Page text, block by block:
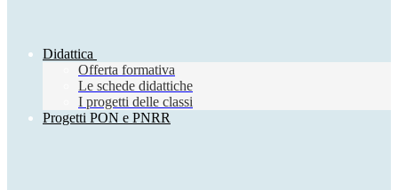
Didattica
Offerta formativa
Le schede didattiche
I progetti delle classi
Progetti PON e PNRR